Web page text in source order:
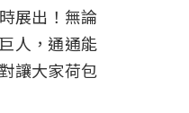
展出！無論
人，通通能
讓大家荷包